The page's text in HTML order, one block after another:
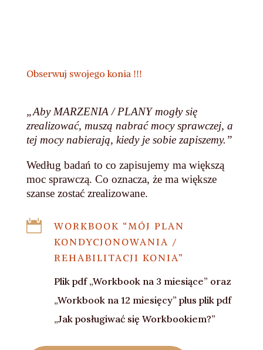
Obserwuj swojego konia !!!
„Aby MARZENIA / PLANY mogły się
zrealizować, muszą nabrać mocy sprawczej, a
tej mocy nabierają, kiedy je sobie zapiszemy.”
Według badań to co zapisujemy ma większą
moc sprawczą. Co oznacza, że ma większe
szanse zostać zrealizowane.

WORKBOOK “MÓJ PLAN
KONDYCJONOWANIA /
REHABILITACJI KONIA”
Plik pdf „Workbook na 3 miesiące” oraz
„Workbook na 12 miesięcy” plus plik pdf
„Jak posługiwać się Workbookiem?”